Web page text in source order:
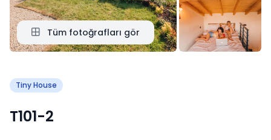
Tüm fotoğrafları gör
Tiny House
T101-2